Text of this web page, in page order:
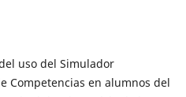
uso del Simulador
Competencias en alumnos del